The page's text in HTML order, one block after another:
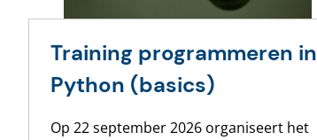
Training programmeren in
Python (basics)
Op 22 september 2026 organiseert het